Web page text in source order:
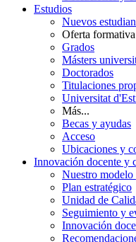
Estudios
Nuevos
Oferta formativa
Grados
Másters
Doctorados
Titulaciones
Universitat
Más...
Becas y ayudas
Acceso
Ubicaciones y
Innovación docente y
Nuestro modelo
Plan estratégico
Unidad de
Seguimiento y
Innovación